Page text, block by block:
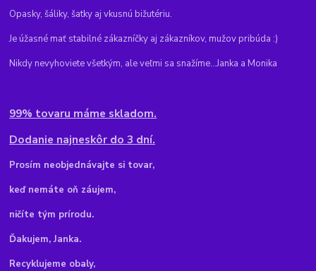
Opasky, šáliky, šatky aj vkusnú bižutériu.
Je úžasné mať stabilné zákazníčky aj zákazníkov, mužov pribúda :)
Nikdy nevyhoviete všetkým, ale veľmi sa snažíme...Janka a Monika
99% tovaru máme skladom.
Dodanie najneskôr do 3 dní.
Prosím neobjednávajte si tovar,
keď nemáte oň záujem,
ničíte tým prírodu.
Ďakujem, Janka.
Recyklujeme obaly,